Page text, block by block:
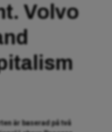
Volvo
är baserad på två